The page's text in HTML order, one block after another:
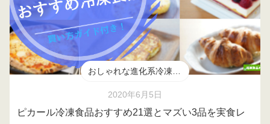
2020年6月5日
ピカール冷凍食品おすすめ21選とマズい3品を実食レ